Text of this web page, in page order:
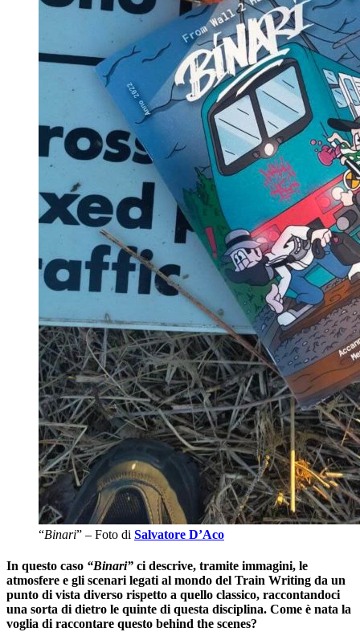
“Binari” – Foto di Salvatore D’Aco
In questo caso “Binari” ci descrive, tramite immagini, le
atmosfere e gli scenari legati al mondo del Train Writing da un
punto di vista diverso rispetto a quello classico, raccontandoci
una sorta di dietro le quinte di questa disciplina. Come è nata la
voglia di raccontare questo behind the scenes?